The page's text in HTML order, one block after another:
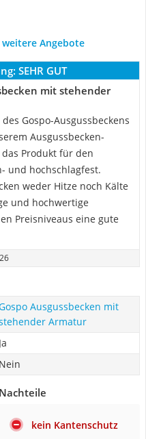
Angebote
SEHR GUT
mit stehender
Gospo-Ausgussbeckens
Ausgussbecken-
Produkt für den
und hochschlagfest.
weder Hitze noch Kälte
und hochwertige
Preisniveaus eine gute
Ausgussbecken mit
Armatur
Ja
Nein
Nachteile
kein Kantenschutz